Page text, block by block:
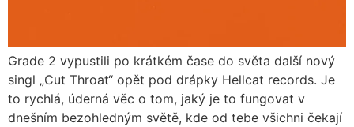
Grade 2 vypustili po krátkém čase do světa další nový
singl „Cut Throat“ opět pod drápky Hellcat records. Je
to rychlá, úderná věc o tom, jaký je to fungovat v
dnešním bezohledným světě, kde od tebe všichni čekají